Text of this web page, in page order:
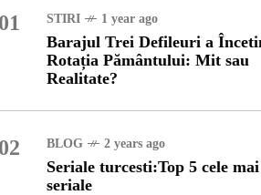
01 STIRI 1 year ago
Barajul Trei Defileuri a
Rotația Pământului: Mit sau
Realitate?
02 BLOG 2 years ago
Seriale turcesti:Top 5 cele
seriale
Rotația Pământului:
sau Realitate?
2 years ago
2 years ago